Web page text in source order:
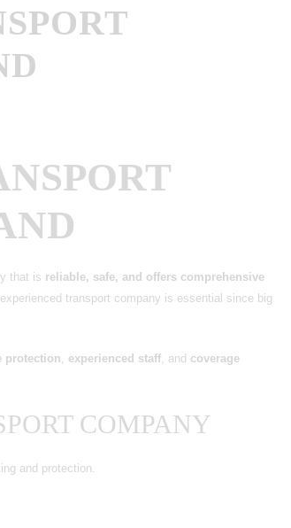
that is reliable, safe, and offers comprehensive
transport company is essential since big
protection, experienced staff, and coverage
COMPANY
and protection.